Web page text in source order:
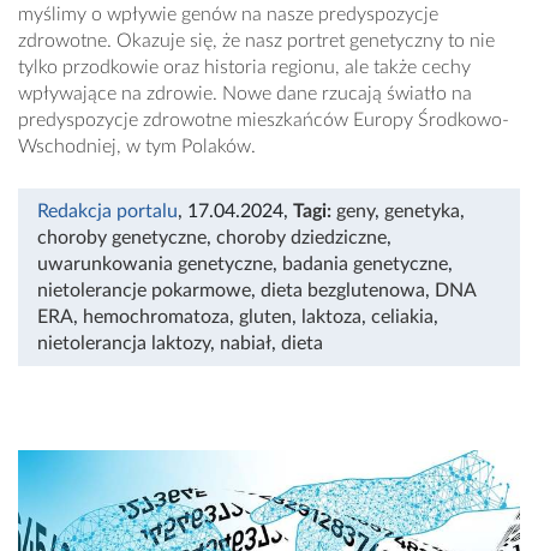
myślimy o wpływie genów na nasze predyspozycje
zdrowotne. Okazuje się, że nasz portret genetyczny to nie
tylko przodkowie oraz historia regionu, ale także cechy
wpływające na zdrowie. Nowe dane rzucają światło na
predyspozycje zdrowotne mieszkańców Europy Środkowo-
Wschodniej, w tym Polaków.
Redakcja portalu, 17.04.2024, Tagi: geny, genetyka,
choroby genetyczne, choroby dziedziczne,
uwarunkowania genetyczne, badania genetyczne,
nietolerancje pokarmowe, dieta bezglutenowa, DNA
ERA, hemochromatoza, gluten, laktoza, celiakia,
nietolerancja laktozy, nabiał, dieta